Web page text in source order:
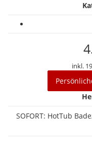
inkl.
SOFORT: HotTub